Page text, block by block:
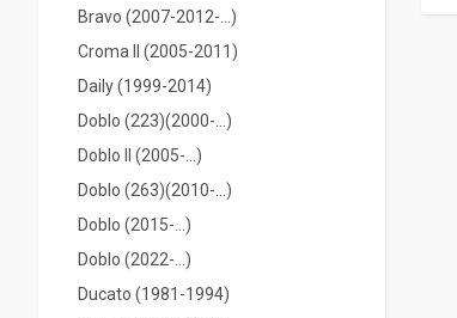
Bravo (2007-2012-...)
Croma II (2005-2011)
Daily (1999-2014)
Doblo (223)(2000-...)
Doblo II (2005-...)
Doblo (263)(2010-...)
Doblo (2015-...)
Doblo (2022-…)
Ducato (1981-1994)